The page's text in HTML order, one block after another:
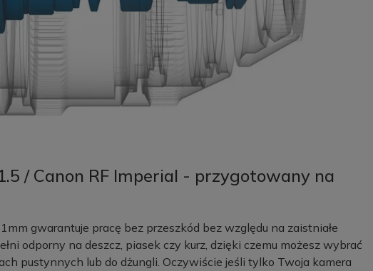
/ Canon RF Imperial - przygotowany na
gwarantuje pracę bez przeszkód bez względu na zaistniałe
odporny na deszcz, piasek czy kurz, dzięki czemu możesz wybrać
pustynnych lub do dżungli. Oczywiście jeśli tylko Twoja kamera